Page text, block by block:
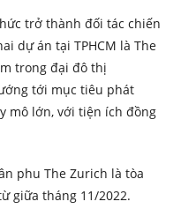
trở thành đối tác chiến
dự án tại TPHCM là The
trong đại đô thị
tới mục tiêu phát
mô lớn, với tiện ích đồng
phu The Zurich là tòa
giữa tháng 11/2022.